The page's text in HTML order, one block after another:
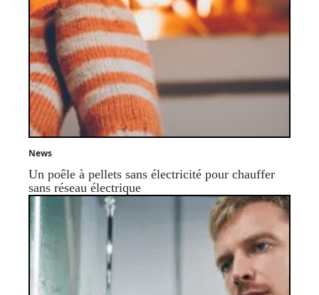
News
Un poêle à pellets sans électricité pour chauffer
sans réseau électrique